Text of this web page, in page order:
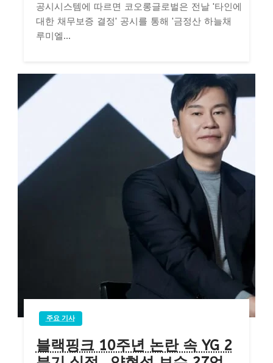
공시시스템에 따르면 코오롱글로벌은 전날 '타인에
대한 채무보증 결정' 공시를 통해 '금정산 하늘채
루미엘...
주요 기사
블랙핑크 10주년 논란 속 YG 2